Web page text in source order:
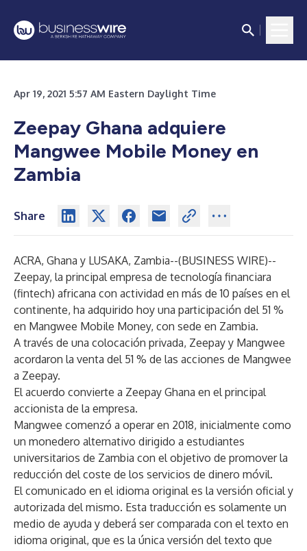
Apr 19, 2021 5:57 AM Eastern Daylight Time
Zeepay Ghana adquiere
Mangwee Mobile Money en
Zambia
Share
ACRA, Ghana y LUSAKA, Zambia--(BUSINESS WIRE)--
Zeepay, la principal empresa de tecnología financiara
(fintech) africana con actividad en más de 10 países en el
continente, ha adquirido hoy una participación del 51 %
en Mangwee Mobile Money, con sede en Zambia.
A través de una colocación privada, Zeepay y Mangwee
acordaron la venta del 51 % de las acciones de Mangwee
a Zeepay.
El acuerdo convierte a Zeepay Ghana en el principal
accionista de la empresa.
Mangwee comenzó a operar en 2018, inicialmente como
un monedero alternativo dirigido a estudiantes
universitarios de Zambia con el objetivo de promover la
reducción del coste de los servicios de dinero móvil.
El comunicado en el idioma original es la versión oficial y
autorizada del mismo. Esta traducción es solamente un
medio de ayuda y deberá ser comparada con el texto en
idioma original, que es la única versión del texto que